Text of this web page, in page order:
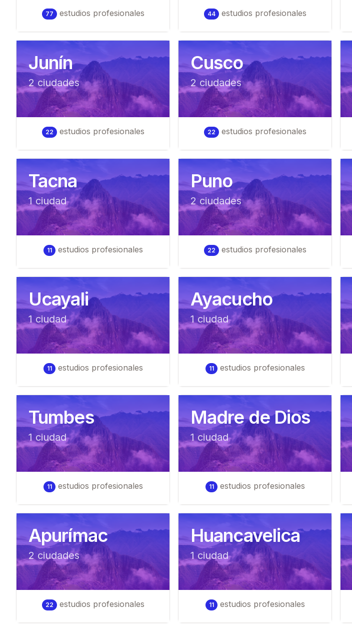
77 estudios profesionales 44 estudios profesionales
Junín
2 ciudades
22 estudios profesionales
Cusco
2 ciudades
22 estudios profesionales
Tacna
1ciudad
11 estudios profesionales
Puno
2 ciudades
22 estudios profesionales
Ucayali
1ciudad
11 estudios profesionales
Ayacucho
1ciudad
11 estudios profesionales
Tumbes
1ciudad
11 estudios profesionales
Madre de Dios
1ciudad
11 estudios profesionales
Apurímac
2 ciudades
22 estudios profesionales
Huancavelica
1ciudad
11 estudios profesionales